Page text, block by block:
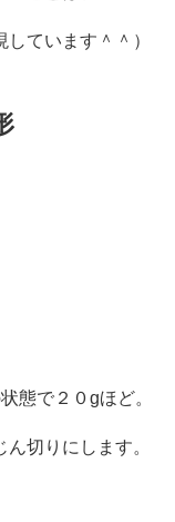
ています＾＾）
態で２０gほど。
切りにします。